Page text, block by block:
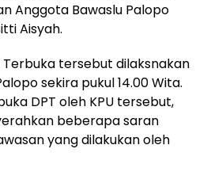
Anggota Bawaslu Palopo
Aisyah.
tersebut dilaksnakan
sekira pukul 14.00 Wita.
DPT oleh KPU tersebut,
beberapa saran
yang dilakukan oleh